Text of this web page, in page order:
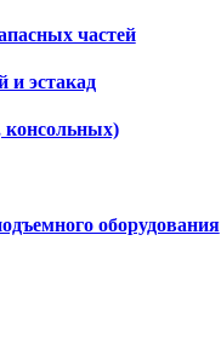
частей
и эстакад
консольных)
оборудования